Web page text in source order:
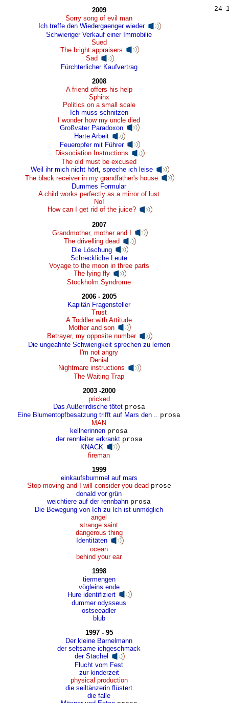
2009
Sorry song of evil man
Ich treffe den Wiedergaenger wieder
Schwieriger Verkauf einer Immobilie
Sued
The bright appraisers
Sad
Fürchterlicher Kaufvertrag
2008
A friend offers his help
Sphinx
Politics on a small scale
Ich muss schnitzen
I wonder how my uncle died
Großvater Paradoxon
Harte Arbeit
Feueropfer mit Führer
Dissociation Instructions
The old must be excused
Weil ihr mich nicht hört, spreche ich leise
The black receiver in my grandfather's house
Dummes Formular
A child works perfectly as a mirror of lust
No!
How can I get rid of the juice?
2007
Grandmother, mother and I
The drivelling dead
Die Löschung
Schreckliche Leute
Voyage to the moon in three parts
The lying fly
Stockholm Syndrome
2006 - 2005
Kapitän Fragensteller
Trust
A Toddler with Attitude
Mother and son
Betrayer, my opposite number
Die ungeahnte Schwierigkeit sprechen zu lernen
I'm not angry
Denial
Nightmare instructions
The Waiting Trap
2003 -2000
pricked
Das Außerirdische tötet prosa
Eine Blumentopfbesatzung trifft auf Mars den ..
prosa
MAN
kellnerinnen prosa
der rennleiter erkrankt prosa
KNACK
fireman
1999
einkaufsbummel auf mars
Stop moving and I will consider you dead prose
donald vor grün
weichtiere auf der rennbahn prosa
Die Bewegung von Ich zu Ich ist unmöglich
angel
strange saint
dangerous thing
Identitäten
ocean
behind your ear
1998
tiermengen
vögleins ende
Hure identifiziert
dummer odysseus
ostseeadler
blub
1997 - 95
Der kleine Barnelmann
der seltsame ichgeschmack
der Stachel
Flucht vom Fest
zur kinderzeit
physical production
die seiltänzerin flüstert
die falle